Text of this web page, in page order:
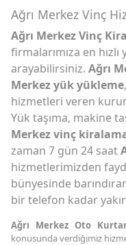
Ağrı Merkez Vinç
Ağrı Merkez Vinç
firmalarımıza en
arayabilirsiniz. Ağrı
Merkez yük yükleme,
hizmetleri veren
Yük taşıma, makine
Merkez vinç
zaman 7 gün 24 saat
hizmetlerimizden
bünyesinde
bir telefon kadar
Ağrı Merkez Oto
konusunda verdiğimiz